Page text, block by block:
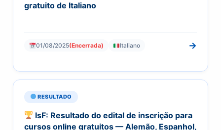
gratuito de Italiano
01/08/2025(Encerrada) Italiano →
RESULTADO
IsF: Resultado do edital de inscrição para
cursos online gratuitos — Alemão, Espanhol,